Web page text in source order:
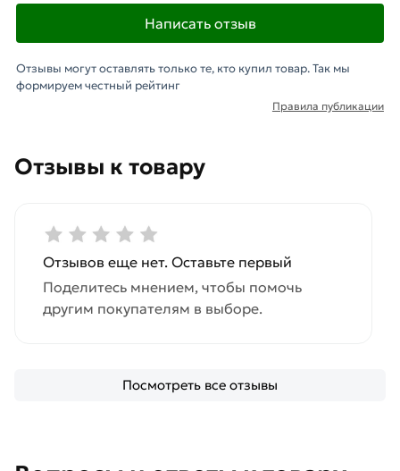
Отзывы к товару
Отзывов еще нет. Оставьте первый
Поделитесь мнением, чтобы помочь
другим покупателям в выборе.
Посмотреть все отзывы
Написать отзыв
Отзывы могут оставлять только те, кто купил товар. Так мы
формируем честный рейтинг
Правила публикации